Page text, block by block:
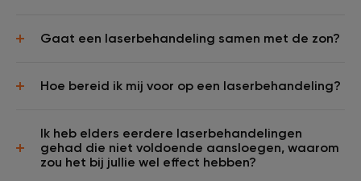
Gaat een laserbehandeling samen met de zon?
Hoe bereid ik mij voor op een laserbehandeling?
Ik heb elders eerdere laserbehandelingen
gehad die niet voldoende aansloegen, waarom
zou het bij jullie wel effect hebben?